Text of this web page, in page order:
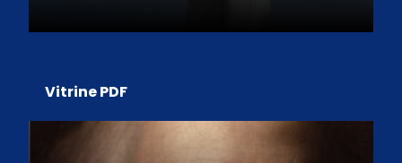
Vitrine PDF